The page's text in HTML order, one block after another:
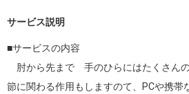
サービス説明
■サービスの内容
肘から先まで　手のひらにはたくさん
節に関わる作用もしますのて、PCや携帯